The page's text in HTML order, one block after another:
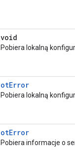
void
Pobiera lokalną
otError
Pobiera lokalną
otError
Pobiera informacje o